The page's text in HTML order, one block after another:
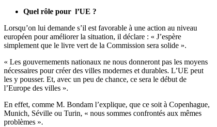
Quel rôle pour l’UE ?
Lorsqu’on lui demande s’il est favorable à une action au niveau
européen pour améliorer la situation, il déclare : « J’espère
simplement que le livre vert de la Commission sera solide ».
« Les gouvernements nationaux ne nous donneront pas les moyens
nécessaires pour créer des villes modernes et durables. L’UE peut
les y pousser. Et, avec un peu de chance, ce sera le début de
l’Europe des villes ».
En effet, comme M. Bondam l’explique, que ce soit à Copenhague,
Munich, Séville ou Turin, « nous sommes confrontés aux mêmes
problèmes ».